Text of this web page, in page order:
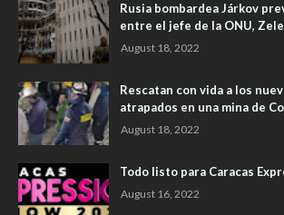
Rusia bombardea Járkov
entre el jefe de la ONU,
August 18, 2022
Rescatan con vida a los
atrapados en una mina de
August 18, 2022
Todo listo para Caracas
August 16, 2022